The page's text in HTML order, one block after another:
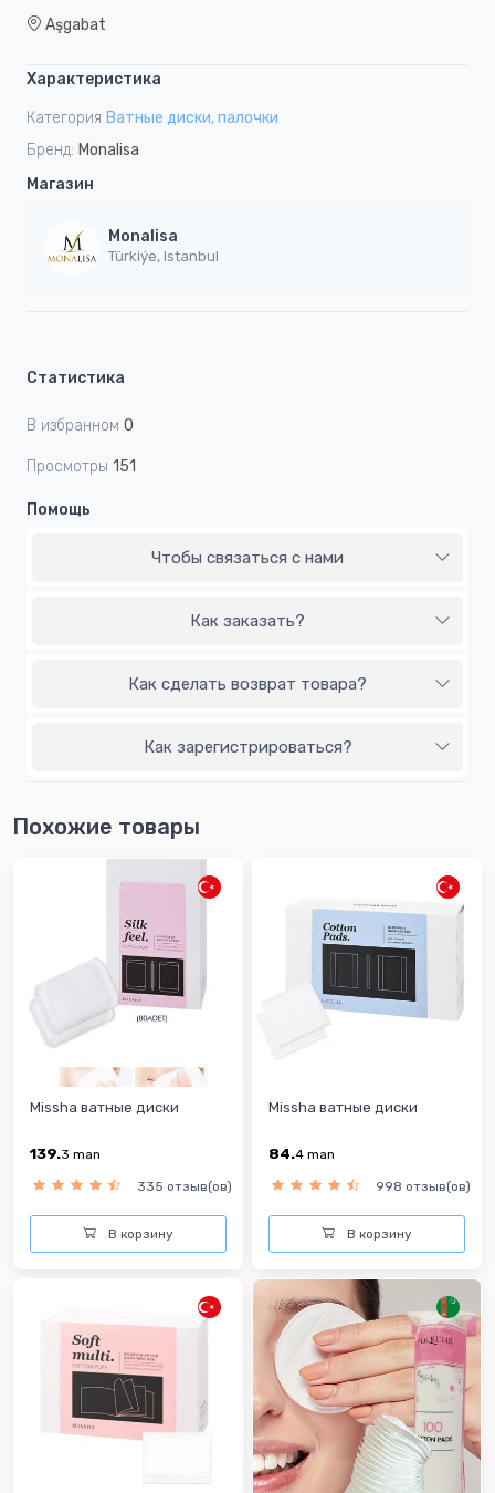
Aşgabat
Характеристика
Категория Ватные диски, палочки
Бренд: Monalisa
Магазин
Monalisa
Türkiýe, Istanbul
Статистика
В избранном 0
Просмотры 151
Помощь
Чтобы связаться с нами
Как заказать?
Как сделать возврат товара?
Как зарегистрироваться?
Похожие товары
Missha ватные диски
139.3 man
335 отзыв(ов)
В корзину
Missha ватные диски
84.4 man
998 отзыв(ов)
В корзину